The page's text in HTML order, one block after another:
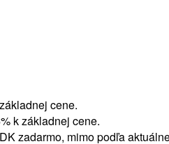
cene.
k základnej cene.
zadarmo, mimo podľa